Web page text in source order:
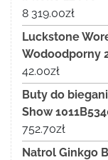
8 319.00zł
Luckstone
Wodoodporny
42.00zł
Buty do
Show
752.70zł
Natrol Ginkgo